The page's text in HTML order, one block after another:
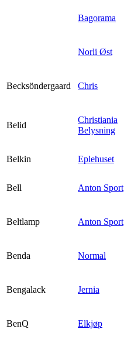
Bagorama
Norli Øst
Becksöndergaard Chris
Belid
Christiania
Belysning
Belkin
Eplehuset
Bell Anton Sport
Beltlamp Anton Sport
Benda Normal
Bengalack Jernia
BenQ Elkjøp